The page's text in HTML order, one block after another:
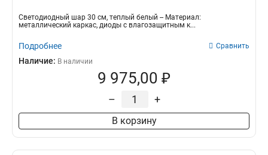
Светодиодный шар 30 см, теплый белый -- Материал:
металлический каркас, диоды с влагозащитным к...
Подробнее Сравнить
Наличие: В наличии
9 975,00 ₽
– +
В корзину